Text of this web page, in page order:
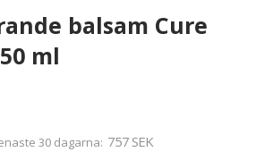
balsam Cure
ml
30 dagarna 757 SEK